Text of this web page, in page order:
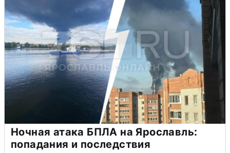
Ночная атака БПЛА на Ярославль:
попадания и последствия